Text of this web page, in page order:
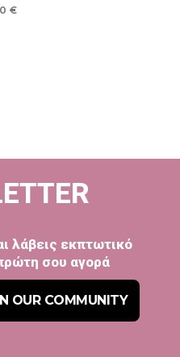
€
λάβεις εκπτωτικό
σου αγορά